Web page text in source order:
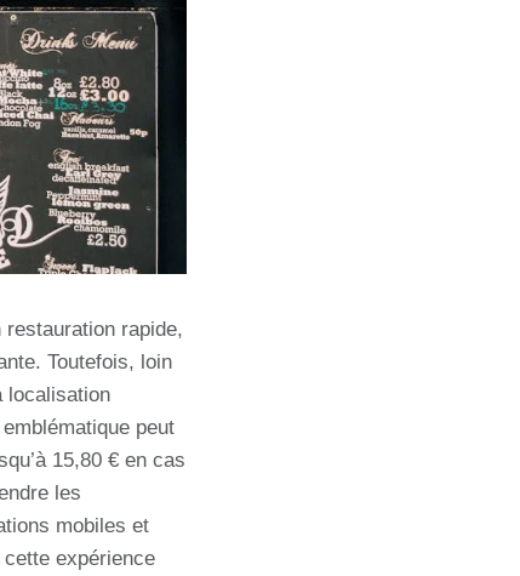
restauration rapide,
Toutefois, loin
localisation
peut
15,80 € en cas
les
mobiles et
expérience